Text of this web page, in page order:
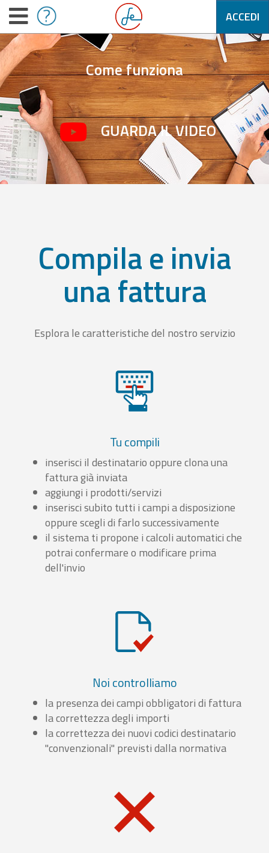
ACCEDI
Come funziona
GUARDA IL VIDEO
Compila e invia
una fattura
Esplora le caratteristiche del nostro servizio
Tu compili
inserisci il destinatario oppure clona una
fattura già inviata
aggiungi i prodotti/servizi
inserisci subito tutti i campi a disposizione
oppure scegli di farlo successivamente
il sistema ti propone i calcoli automatici che
potrai confermare o modificare prima
dell'invio
Noi controlliamo
la presenza dei campi obbligatori di fattura
la correttezza degli importi
la correttezza dei nuovi codici destinatario
"convenzionali" previsti dalla normativa